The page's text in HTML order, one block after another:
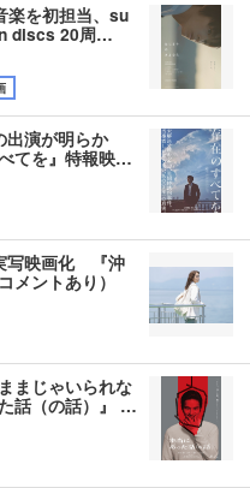
楽を初担当、su
discs 20周…
出演が明らか
てを』特報映…
写映画化 『沖
メントあり）
まじゃいられな
話（の話）』 …